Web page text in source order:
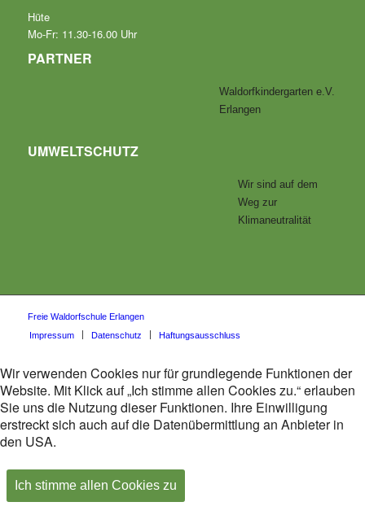
Hüte
Mo-Fr: 11.30-16.00 Uhr
PARTNER
Waldorfkindergarten e.V.
Erlangen
UMWELTSCHUTZ
Wir sind auf dem
Weg zur
Klimaneutralität
Freie Waldorfschule Erlangen
Impressum
Datenschutz Haftungsausschluss
Wir verwenden Cookies nur für grundlegende Funktionen der
Website. Mit Klick auf „Ich stimme allen Cookies zu.“ erlauben
Sie uns die Nutzung dieser Funktionen. Ihre Einwilligung
erstreckt sich auch auf die Datenübermittlung an Anbieter in
den USA.
Ich stimme allen Cookies zu